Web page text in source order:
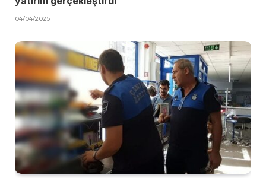
04/04/2025